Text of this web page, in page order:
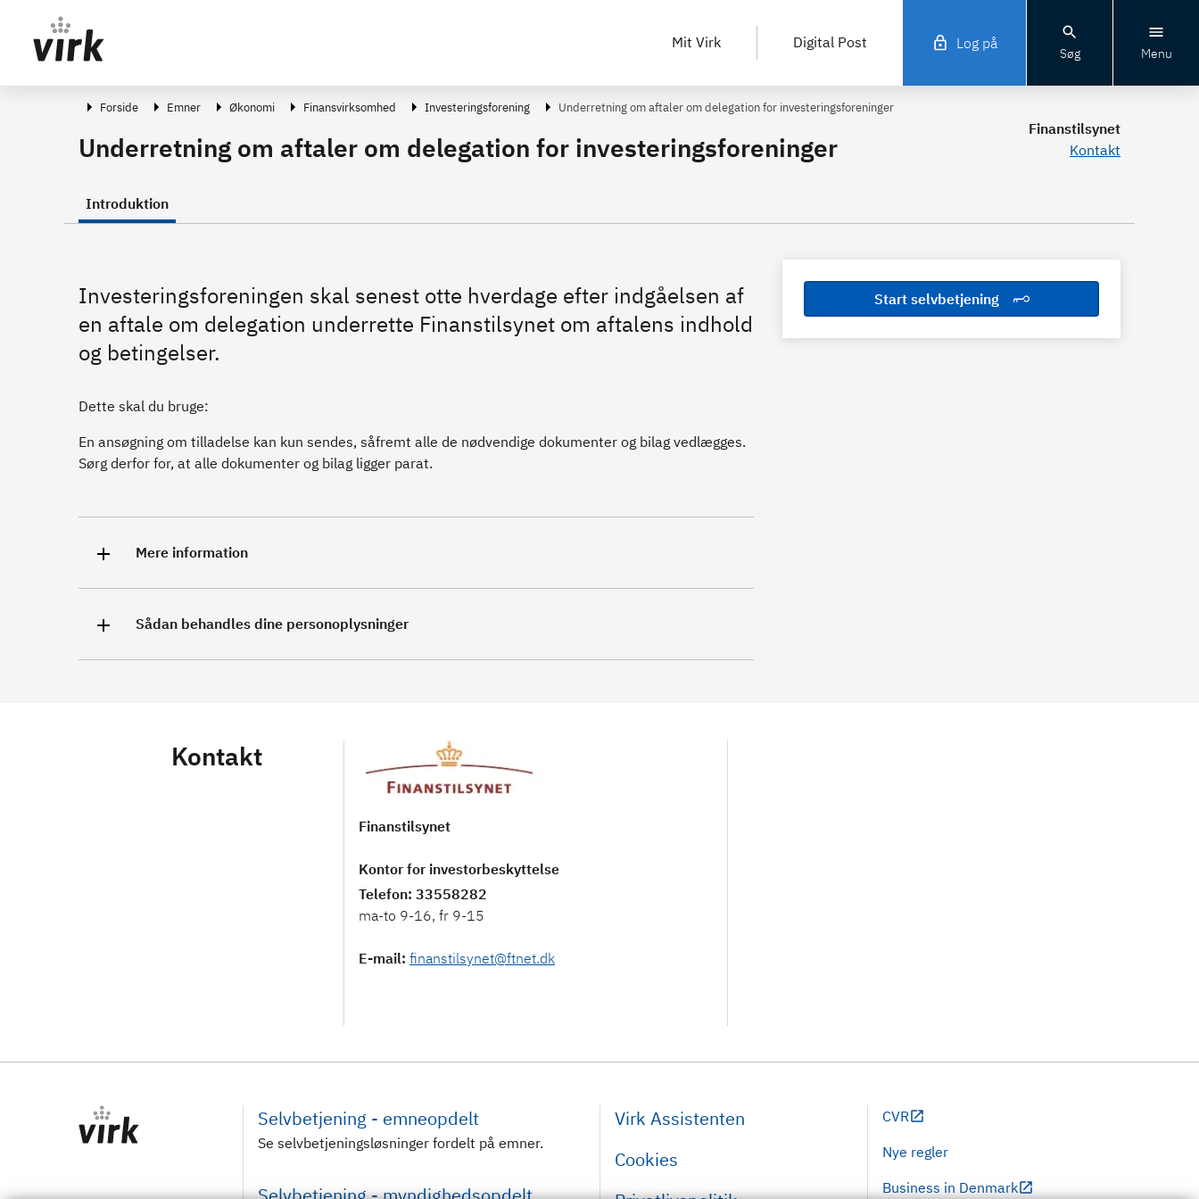
Mit Virk
Digital Post Log på
Søg Menu
Forside Emner Økonomi Finansvirksomhed Investeringsforening Underretning om aftaler om delegation for investeringsforeninger
Underretning om aftaler om delegation for investeringsforeninger
Finanstilsynet
Kontakt
Introduktion
Investeringsforeningen skal senest otte hverdage efter indgåelsen af
en aftale om delegation underrette Finanstilsynet om aftalens indhold
og betingelser.
Dette skal du bruge:
En ansøgning om tilladelse kan kun sendes, såfremt alle de nødvendige dokumenter og bilag vedlægges.
Sørg derfor for, at alle dokumenter og bilag ligger parat.
Start selvbetjening
Mere information
Sådan behandles dine personoplysninger
Kontakt
Finanstilsynet
Kontor for investorbeskyttelse
Telefon: 33558282
ma-to 9-16, fr 9-15
E-mail: finanstilsynet@ftnet.dk
Selvbetjening - emneopdelt
Se selvbetjeningsløsninger fordelt på emner.
Virk Assistenten
Cookies
CVR
Nye regler
Business in Denmark